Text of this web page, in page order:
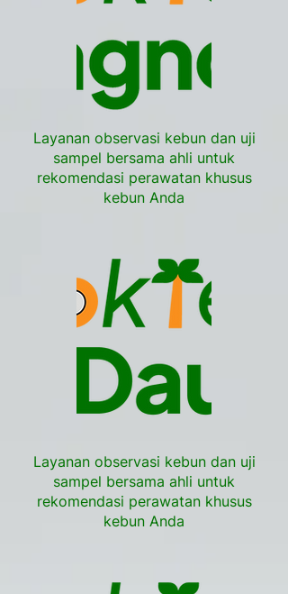
Layanan observasi kebun dan uji
sampel bersama ahli untuk
rekomendasi perawatan khusus
kebun Anda
Layanan observasi kebun dan uji
sampel bersama ahli untuk
rekomendasi perawatan khusus
kebun Anda